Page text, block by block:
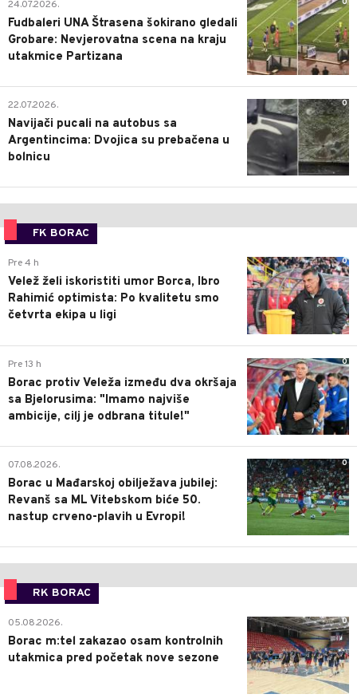
0
24.07.2026.
Fudbaleri UNA Štrasena šokirano gledali
Grobare: Nevjerovatna scena na kraju
utakmice Partizana
0
22.07.2026.
Navijači pucali na autobus sa
Argentincima: Dvojica su prebačena u
bolnicu
FK BORAC
0
Pre 4 h
Velež želi iskoristiti umor Borca, Ibro
Rahimić optimista: Po kvalitetu smo
četvrta ekipa u ligi
0
Pre 13 h
Borac protiv Veleža između dva okršaja
sa Bjelorusima: "Imamo najviše
ambicije, cilj je odbrana titule!"
0
07.08.2026.
Borac u Mađarskoj obilježava jubilej:
Revanš sa ML Vitebskom biće 50.
nastup crveno-plavih u Evropi!
RK BORAC
0
05.08.2026.
Borac m:tel zakazao osam kontrolnih
utakmica pred početak nove sezone